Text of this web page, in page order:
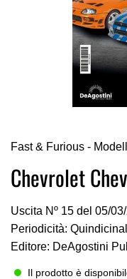
all'inizio
della
galleria
immagini
Fast & Furious -
Chevrolet
Uscita Nº 15 del 05/
Periodicità:
Editore: DeAgostini
Il prodotto è